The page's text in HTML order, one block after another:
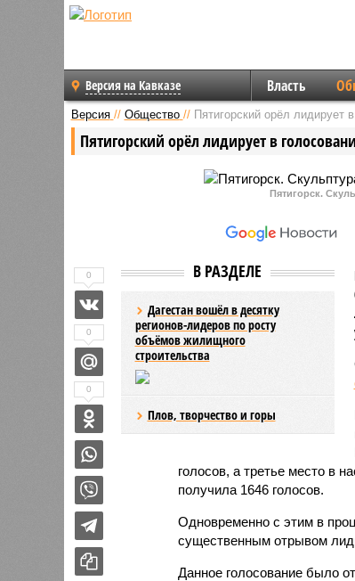
Версия на Кавказе Власть
Версия // Общество // Пятигорский орёл лидирует
Пятигорский орёл лидирует в
Пятигорск.
В РАЗДЕЛЕ
Дагестан вошёл в десятку
регионов-лидеров по росту
объёмов жилищного
строительства
Плов, творчество и горы
голосов, а третье место в
получила 1646 голосов.
Одновременно с этим в
существенным отрывом
Данное голосование было
0
0
0